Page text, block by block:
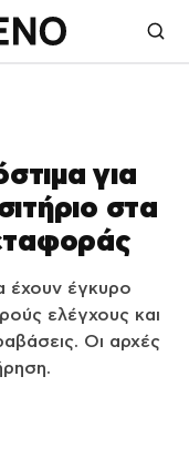
για
στα
έχουν έγκυρο
ελέγχους και
Οι αρχές